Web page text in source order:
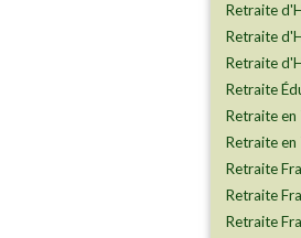
Retraite
Retraite
Retraite
Retraite
Retraite en
Retraite
Retraite
Retraite
Retraite